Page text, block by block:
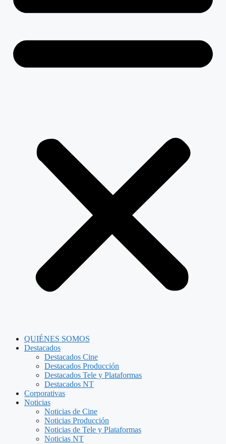
QUIÉNES SOMOS
Destacados
Destacados Cine
Destacados Producción
Destacados Tele y Plataformas
Destacados NT
Corporativas
Noticias
Noticias de Cine
Noticias Producción
Noticias de Tele y Plataformas
Noticias NT